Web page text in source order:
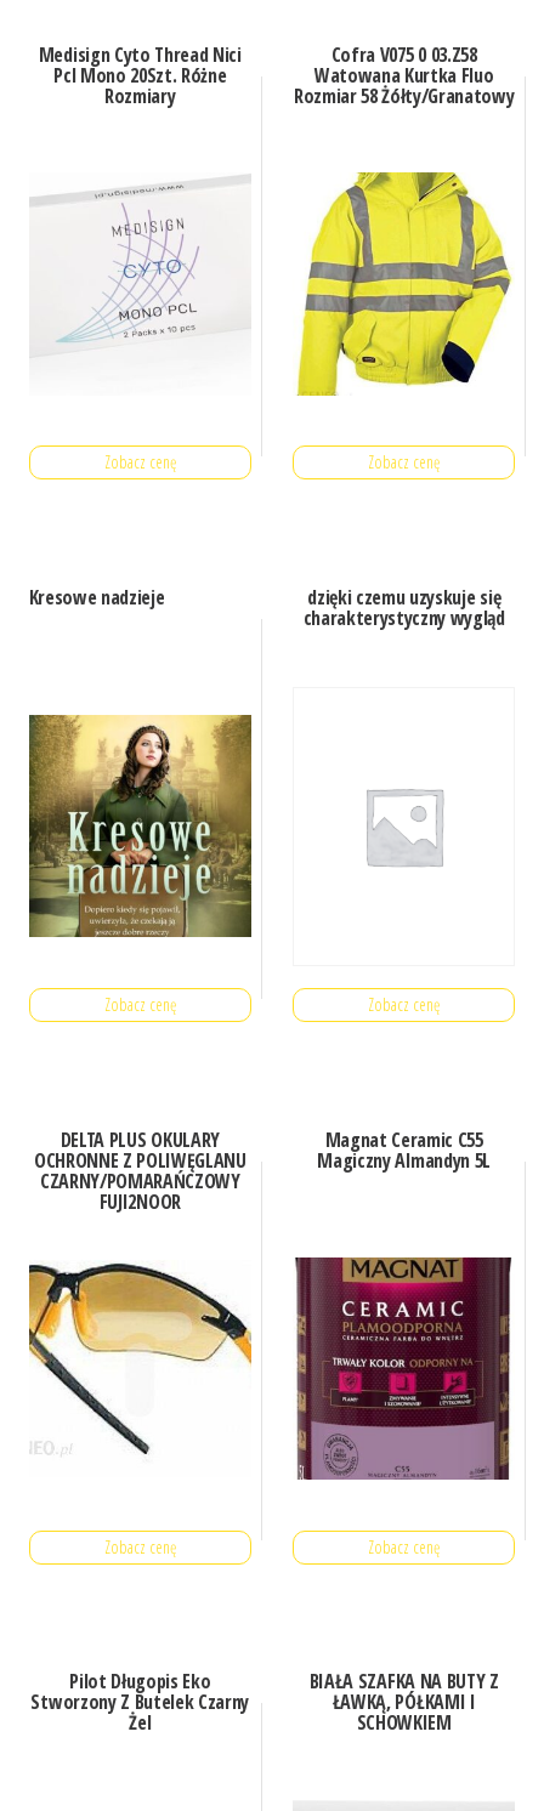
Medisign Cyto Thread Nici
Pcl Mono 20Szt. Różne
Rozmiary
Zobacz cenę
Cofra V075 0 03.Z58
Watowana Kurtka Fluo
Rozmiar 58 Żółty/Granatowy
Zobacz cenę
Kresowe nadzieje
Zobacz cenę
dzięki czemu uzyskuje się
charakterystyczny wygląd
Zobacz cenę
DELTA PLUS OKULARY
OCHRONNE Z POLIWĘGLANU
CZARNY/POMARAŃCZOWY
FUJI2NOOR
Zobacz cenę
Magnat Ceramic C55
Magiczny Almandyn 5L
Zobacz cenę
Pilot Długopis Eko
Stworzony Z Butelek Czarny
Żel
BIAŁA SZAFKA NA BUTY Z
ŁAWKĄ, PÓŁKAMI I
SCHOWKIEM